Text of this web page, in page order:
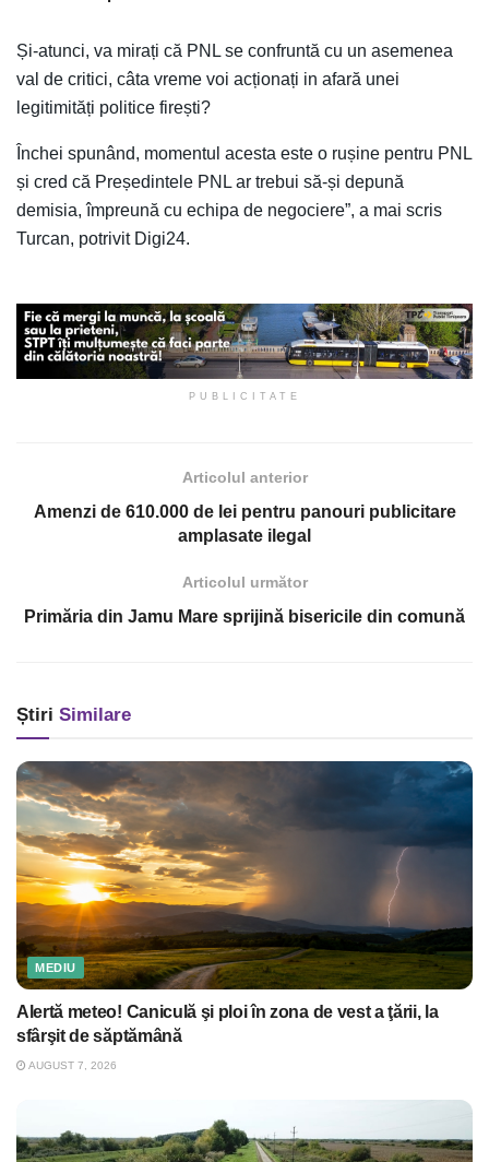
Și-atunci, va mirați că PNL se confruntă cu un asemenea
val de critici, câta vreme voi acționați in afară unei
legitimități politice firești?
Închei spunând, momentul acesta este o rușine pentru PNL
și cred că Președintele PNL ar trebui să-și depună
demisia, împreună cu echipa de negociere”, a mai scris
Turcan, potrivit Digi24.
PUBLICITATE
Articolul anterior
Amenzi de 610.000 de lei pentru panouri publicitare
amplasate ilegal
Articolul următor
Primăria din Jamu Mare sprijină bisericile din comună
Știri Similare
MEDIU
Alertă meteo! Caniculă şi ploi în zona de vest a ţării, la
sfârşit de săptămână
AUGUST 7, 2026